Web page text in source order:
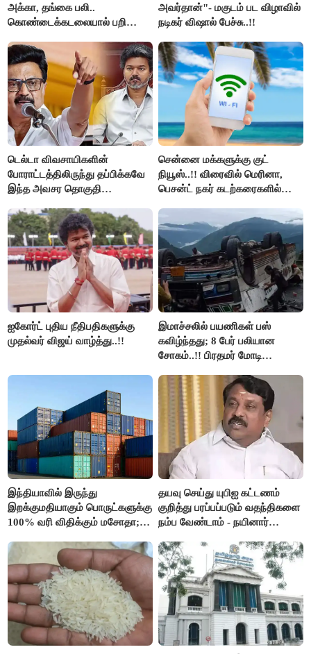
அக்கா, தங்கை பலி..
கொண்டைக்கடலையால் பறிபோன
அவர்தான்"- மகுடம் பட விழாவில்
நடிகர் விஷால் பேச்சு..!!
டெல்டா விவசாயிகளின்
போராட்டத்திலிருந்து தப்பிக்கவே
இந்த அவசர தொகுதி
அரங்கேற்றுகிறார் முதலமைச்சர் -
திமுக ஐடி விங்..!!
சென்னை மக்களுக்கு குட்
நியூஸ்..!! விரைவில் மெரினா,
பெசன்ட் நகர் கடற்கரைகளில்
ஐகோர்ட் புதிய நீதிபதிகளுக்கு
முதல்வர் விஜய் வாழ்த்து..!!
இமாச்சலில் பயணிகள் பஸ்
கவிழ்ந்தது; 8 பேர் பலியான
சோகம்..!! பிரதமர் மோடி
இந்தியாவில் இருந்து
இறக்குமதியாகும் பொருட்களுக்கு
100% வரி விதிக்கும் மசோதா;
தயவு செய்து யுபிஐ கட்டணம்
குறித்து பரப்பப்படும் வதந்திகளை
நம்ப வேண்டாம் - நயினார்